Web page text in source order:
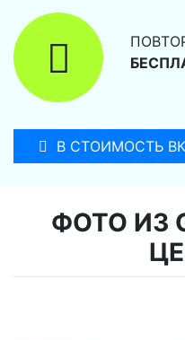
В СТОИМОСТЬ
ФОТО ИЗ